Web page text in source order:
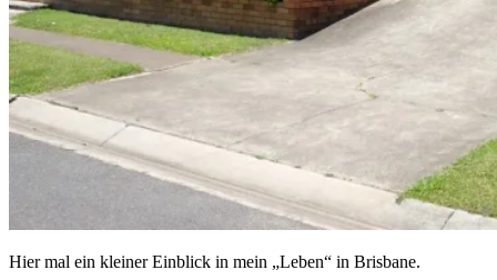
Hier mal ein kleiner Einblick in mein „Leben“ in Brisbane.